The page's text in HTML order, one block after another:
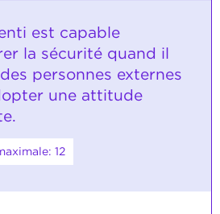
est capable
la sécurité quand il
personnes externes
une attitude
12